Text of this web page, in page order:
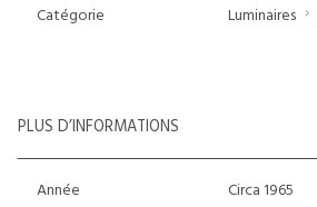
Catégorie
Luminaires
PLUS D’INFORMATIONS
Année
Circa 1965